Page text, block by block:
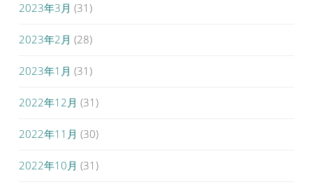
2023年3月 (31)
2023年2月 (28)
2023年1月 (31)
2022年12月 (31)
2022年11月 (30)
2022年10月 (31)